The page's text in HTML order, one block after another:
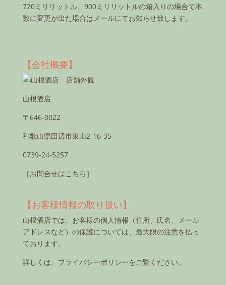
720ミリリットル、900ミリリットルの箱入りの場合で本
数に変更が出た場合はメールにてお知らせ致します。
【会社概要】
山根酒店
〒646-0022
和歌山県田辺市東山2-16-35
0739-24-5257
［お問合せはこちら］
【お客様情報の取り扱い】
山根酒店では、お客様の個人情報（住所、氏名、メール
アドレスなど）の保護については、最大限の注意を払っ
ております。
詳しくは、 プライバシーポリシーをご覧ください。